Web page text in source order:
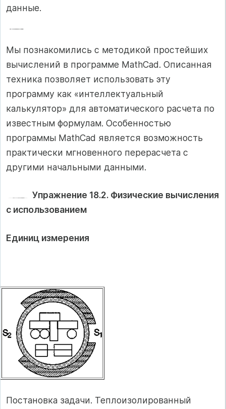
данные.
Мы познакомились с методикой простейших
вычислений в программе MathCad. Описанная
техника позволяет использовать эту
программу как «интеллектуальный
калькулятор» для автоматического расчета по
известным формулам. Особенностью
программы MathCad является возможность
практически мгновенного перерасчета с
другими начальными данными.
Упражнение 18.2. Физические вычисления
с использованием
Единиц измерения
Постановка задачи. Теплоизолированный